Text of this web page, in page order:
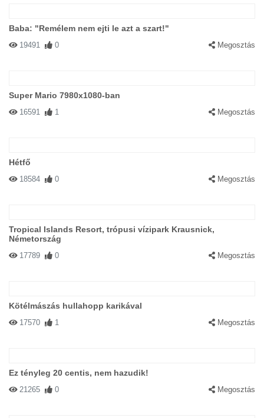
Baba: "Remélem nem ejti le azt a szart!"
19491 0 Megosztás
Super Mario 7980x1080-ban
16591 1 Megosztás
Hétfő
18584 0 Megosztás
Tropical Islands Resort, trópusi vízipark Krausnick,
Németország
17789 0 Megosztás
Kötélmászás hullahopp karikával
17570 1 Megosztás
Ez tényleg 20 centis, nem hazudik!
21265 0 Megosztás